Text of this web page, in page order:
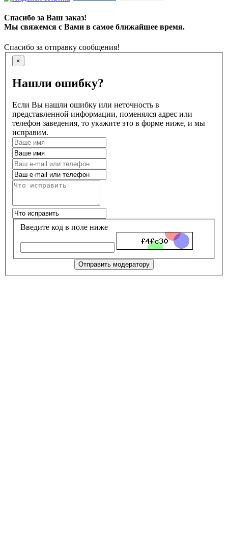
Спасибо за Ваш заказ!
Мы свяжемся с Вами в самое ближайшее время.
Спасибо за отправку сообщения!
×
Нашли ошибку?
Если Вы нашли ошибку или неточность в
представленной информации, поменялся адрес или
телефон заведения, то укажите это в форме ниже, и мы
исправим.
Введите код в поле ниже
Отправить модератору